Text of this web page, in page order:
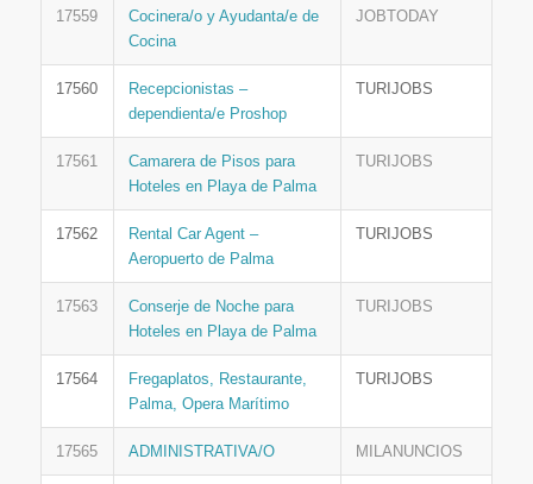
17559
Cocinera/o y Ayudanta/e de
Cocina
JOBTODAY
17560
Recepcionistas –
dependienta/e Proshop
TURIJOBS
17561
Camarera de Pisos para
Hoteles en Playa de Palma
TURIJOBS
17562
Rental Car Agent –
Aeropuerto de Palma
TURIJOBS
17563
Conserje de Noche para
Hoteles en Playa de Palma
TURIJOBS
17564
Fregaplatos, Restaurante,
Palma, Opera Marítimo
TURIJOBS
17565 ADMINISTRATIVA/O MILANUNCIOS